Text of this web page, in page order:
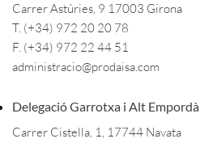
Carrer Astúries, 9 17003 Girona
T. (+34) 972 20 20 78
F. (+34) 972 22 44 51
administracio@prodaisa.com
Delegació Garrotxa i Alt Empordà
Carrer Cistella, 1, 17744 Navata